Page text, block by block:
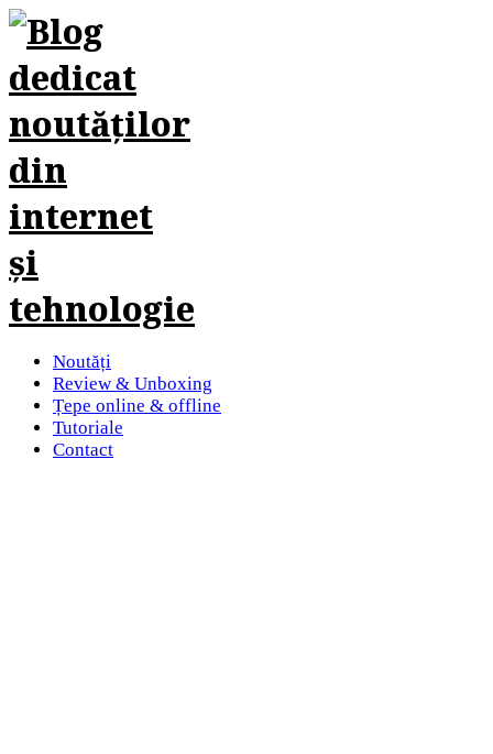
Noutăți
Review & Unboxing
Țepe online & offline
Tutoriale
Contact